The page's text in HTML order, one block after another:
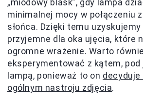
„miodowy blask”, gdy lampa
minimalnej mocy w połączeniu
słońca. Dzięki temu uzyskujemy
przyjemne dla oka ujęcia, które
ogromne wrażenie. Warto
eksperymentować z kątem,
lampą, ponieważ to on decyduje
ogólnym nastroju zdjęcia.